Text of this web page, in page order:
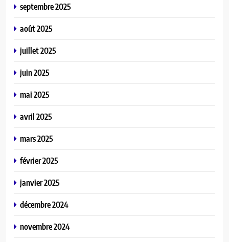
septembre 2025
août 2025
juillet 2025
juin 2025
mai 2025
avril 2025
mars 2025
février 2025
janvier 2025
décembre 2024
novembre 2024